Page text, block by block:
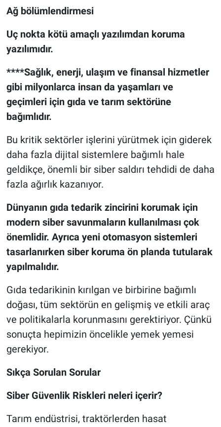
Ağ bölümlendirmesi
Uç nokta kötü amaçlı yazılımdan koruma
yazılımıdır.
****Sağlık, enerji, ulaşım ve finansal hizmetler
gibi milyonlarca insan da yaşamları ve
geçimleri için gıda ve tarım sektörüne
bağımlıdır.
Bu kritik sektörler işlerini yürütmek için giderek
daha fazla dijital sistemlere bağımlı hale
geldikçe, önemli bir siber saldırı tehdidi de daha
fazla ağırlık kazanıyor.
Dünyanın gıda tedarik zincirini korumak için
modern siber savunmaların kullanılması çok
önemlidir. Ayrıca yeni otomasyon sistemleri
tasarlanırken siber koruma ön planda tutularak
yapılmalıdır.
Gıda tedarikinin kırılgan ve birbirine bağımlı
doğası, tüm sektörün en gelişmiş ve etkili araç
ve politikalarla korunmasını gerektiriyor. Çünkü
sonuçta hepimizin öncelikle yemek yemesi
gerekiyor.
Sıkça Sorulan Sorular
Siber Güvenlik Riskleri neleri içerir?
Tarım endüstrisi, traktörlerden hasat